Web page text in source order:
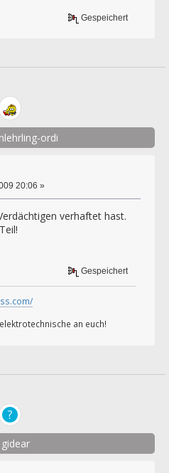
Gespeichert
ordi
20:06 »
verhaftet hast.
Gespeichert
an euch!
gidear